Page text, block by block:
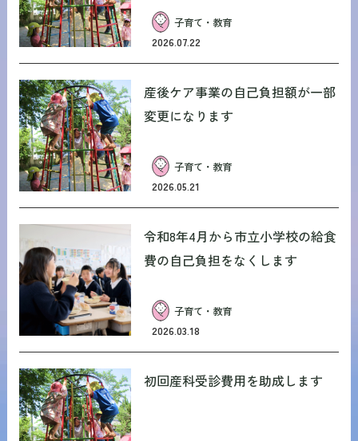
子育て・教育
2026.07.22
産後ケア事業の自己負担額が一部
変更になります
子育て・教育
2026.05.21
令和8年4月から市立小学校の給食
費の自己負担をなくします
子育て・教育
2026.03.18
初回産科受診費用を助成します